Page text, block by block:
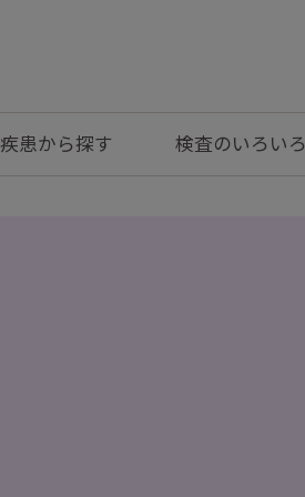
疾患から探す 検査のいろいろ